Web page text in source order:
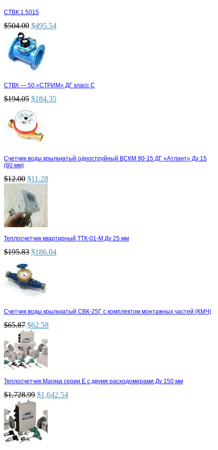
СТВК 1 5015
$504.00 $495.54
СТВХ — 50 «СТРИМ» ДГ класс С
$194.05 $184.35
Счетчик воды крыльчатый одноструйный ВСКМ 90-15 ДГ «Атлант» Ду 15
(80 мм)
$12.00 $11.28
Теплосчетчик квартирный ТТК-01-М Ду 25 мм
$195.83 $186.04
Счетчик воды крыльчатый СВК-25Г с комплектом монтажных частей (КМЧ)
$65.87 $62.58
Теплосчетчик Магика серии Е с двумя расходомерами Ду 150 мм
$1,728.99 $1,642.54